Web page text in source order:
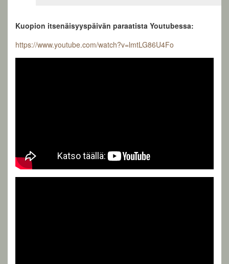
Kuopion itsenäisyyspäivän paraatista Youtubessa:
https://www.youtube.com/watch?v=lmtLG86U4Fo